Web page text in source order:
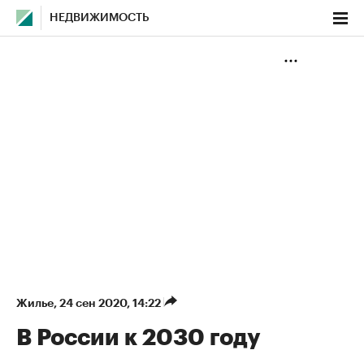
НЕДВИЖИМОСТЬ
Жилье⁠, 24 сен 2020, 14:22
В России к 2030 году